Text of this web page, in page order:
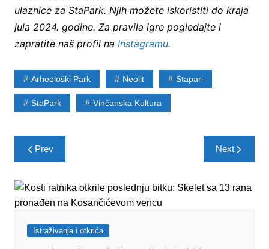
ulaznice za StaPark. Njih možete iskoristiti do kraja
jula 2024. godine. Za pravila igre pogledajte i
zapratite naš profil na Instagramu.
Arheološki Park Neolit Stapari
StaPark Vinčanska Kultura
Post
navigation
Prev Next
Istraživanja i otkrića